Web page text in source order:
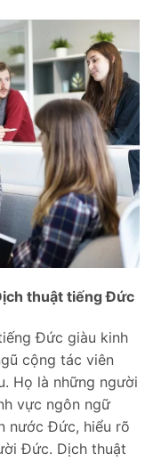
thuật tiếng Đức
Đức giàu kinh
cộng tác viên
Họ là những người
vực ngôn ngữ
nước Đức, hiểu rõ
Đức. Dịch thuật